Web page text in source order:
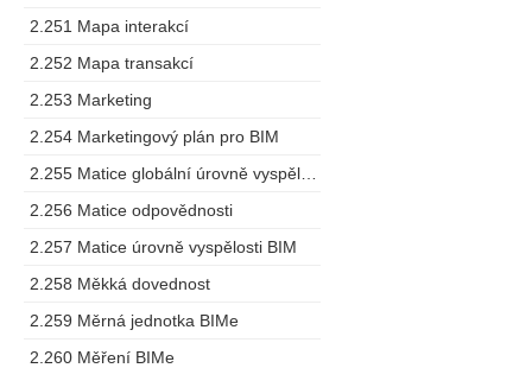
2.251 Mapa interakcí
2.252 Mapa transakcí
2.253 Marketing
2.254 Marketingový plán pro BIM
2.256 Matice odpovědnosti
2.257 Matice úrovně vyspělosti BIM
2.258 Měkká dovednost
2.259 Měrná jednotka BIMe
2.260 Měření BIMe